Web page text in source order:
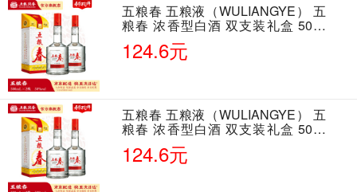
五粮春 五粮液（WULIANGYE） 五
粮春 浓香型白酒 双支装礼盒 50度
500ml*2瓶 含酒具
124.6元
五粮春 五粮液（WULIANGYE） 五
粮春 浓香型白酒 双支装礼盒 50度
500ml*2瓶 含酒具
124.6元